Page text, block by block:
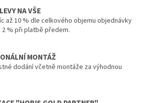
NA VŠE
až 10 % dle celkového objemu objednávky
2 % při platbě předem.
MONTÁŽ
dodání včetně montáže za výhodnou